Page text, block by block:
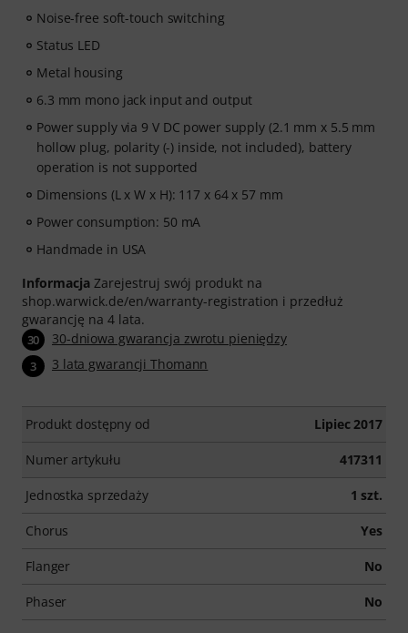
Noise-free soft-touch switching
Status LED
Metal housing
6.3 mm mono jack input and output
Power supply via 9 V DC power supply (2.1 mm x 5.5 mm
hollow plug, polarity (-) inside, not included), battery
operation is not supported
Dimensions (L x W x H): 117 x 64 x 57 mm
Power consumption: 50 mA
Handmade in USA
Informacja Zarejestruj swój produkt na
shop.warwick.de/en/warranty-registration i przedłuż
gwarancję na 4 lata.
30 30-dniowa gwarancja zwrotu pieniędzy
3 3 lata gwarancji Thomann
Produkt dostępny od Lipiec 2017
Numer artykułu 417311
Jednostka sprzedaży 1 szt.
Chorus Yes
Flanger No
Phaser No